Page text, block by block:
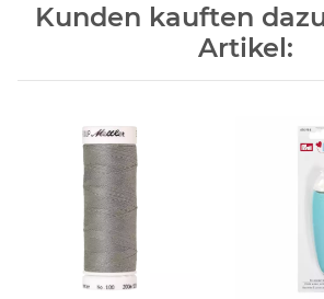
Kunden kauften
Artikel: